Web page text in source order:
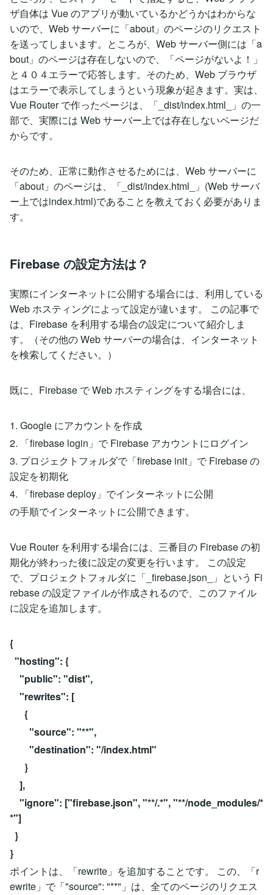
ザ自体は Vue のアプリが動いているかどうかはわからな
いので、Web サーバーに「about」のページのリクエスト
を送ってしまいます。ところが、Web サーバー側には「a
bout」のページは存在しないので、「ページがないよ！」
と４０４エラーで応答します。そのため、Web ブラウザ
はエラーで表示してしまうという現象が起きます。実は、
Vue Router で作ったページは、「_dist/index.html_」の一
部で、実際には Web サーバー上では存在しないページだ
からです。
そのため、正常に動作させるためには、Web サーバーに
「about」のページは、「_dist/index.html_」(Web サーバ
ー上ではindex.html)であることを教えておく必要がありま
す。
Firebase の設定方法は？
実際にインターネットに公開する場合には、利用している
Web ホスティングによって設定が違います。 この記事で
は、Firebase を利用する場合の設定について紹介しま
す。（その他の Web サーバーの場合は、インターネット
を検索してください。）
既に、Firebase で Web ホスティングをする場合には、
1. Google にアカウントを作成
2. 「firebase login」で Firebase アカウントにログイン
3. プロジェクトフォルダで「firebase init」で Firebase の
設定を初期化
4. 「firebase deploy」でインターネットに公開
の手順でインターネットに公開できます。
Vue Router を利用する場合には、三番目の Firebase の初
期化が終わった後に設定の変更を行います。 この設定
で、プロジェクトフォルダに「_firebase.json_」という Fi
rebase の設定ファイルが作成されるので、このファイル
に設定を追加します。
{
"hosting": {
"public": "dist",
"rewrites": [
{
"source": "**",
"destination": "/index.html"
}
],
"ignore": ["firebase.json", "**/.*", "**/node_modules/*
*"]
}
}
ポイントは、「rewrite」を追加することです。 この、「r
ewrite」で「"source": "**"」は、全てのページのリクエス